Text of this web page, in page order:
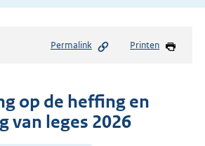
Permalink Printen
op de heffing en
van leges 2026